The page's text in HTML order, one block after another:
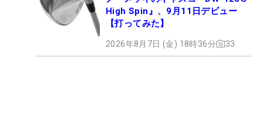
High Spin』、9月11日デビュー
【打ってみた】
2026年8月7日 (金) 18時36分 33